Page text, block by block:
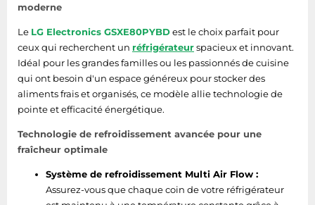
moderne
Le LG Electronics GSXE80PYBDest le choix parfait pour
ceux qui recherchent un réfrigérateurspacieux et innovant.
Idéal pour les grandes familles ou les passionnés de cuisine
qui ont besoin d'un espace généreux pour stocker des
aliments frais et organisés, ce modèle allie technologie de
pointe et efficacité énergétique.
Technologie de refroidissement avancée pour une
fraîcheur optimale
Système de refroidissement Multi Air Flow :
Assurez-vous que chaque coin de votre réfrigérateur